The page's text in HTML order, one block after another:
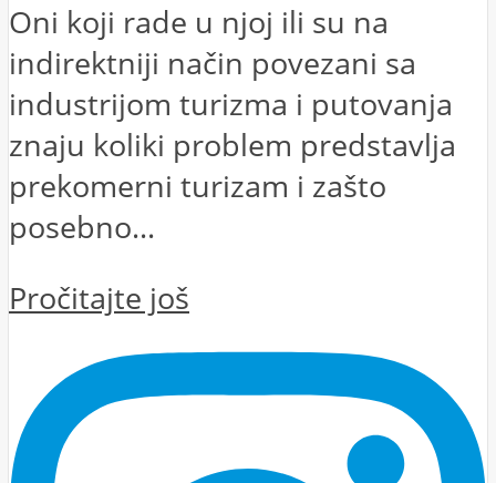
Oni koji rade u njoj ili su na
indirektniji način povezani sa
industrijom turizma i putovanja
znaju koliki problem predstavlja
prekomerni turizam i zašto
posebno...
Pročitajte još